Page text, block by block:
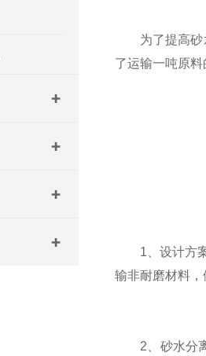
为了提高砂水
了运输一吨原
1、设计方案
输非耐磨材料
2、砂水分离